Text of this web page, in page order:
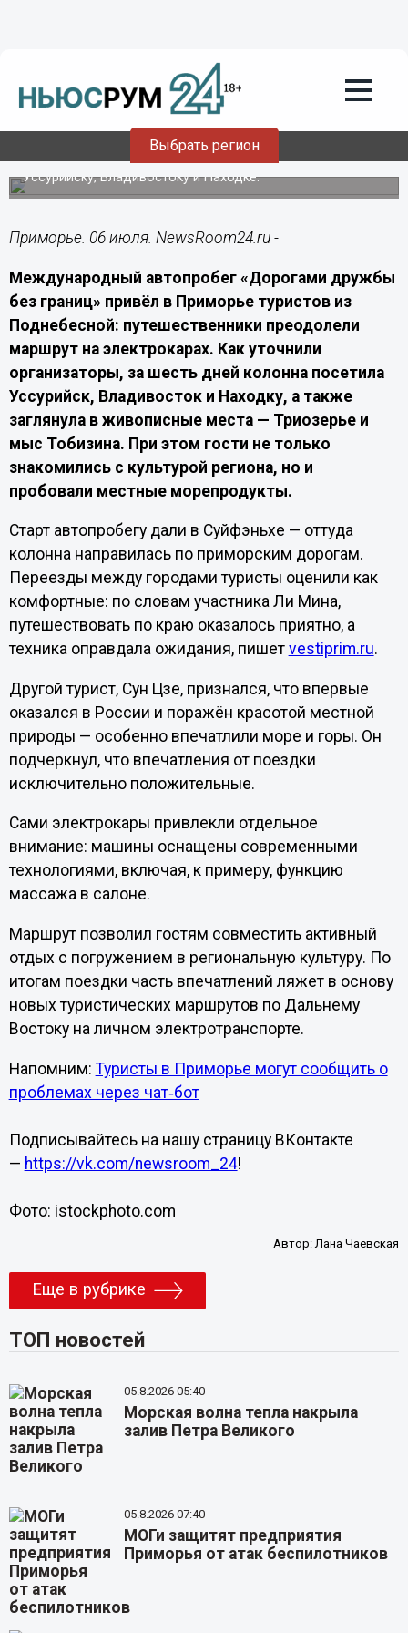
Выбрать регион
06.07.202607:40
По Приморью на электрокарах
отправилась группа туристов из Китая
Группа туристов из Китая за шесть дней проехала по
Уссурийску, Владивостоку и Находке.
Приморье. 06 июля. NewsRoom24.ru -
Международный автопробег «Дорогами дружбы
без границ» привёл в Приморье туристов из
Поднебесной: путешественники преодолели
маршрут на электрокарах. Как уточнили
организаторы, за шесть дней колонна посетила
Уссурийск, Владивосток и Находку, а также
заглянула в живописные места — Триозерье и
мыс Тобизина. При этом гости не только
знакомились с культурой региона, но и
пробовали местные морепродукты.
Старт автопробегу дали в Суйфэньхе — оттуда
колонна направилась по приморским дорогам.
Переезды между городами туристы оценили как
комфортные: по словам участника Ли Мина,
путешествовать по краю оказалось приятно, а
техника оправдала ожидания, пишет vestiprim.ru.
Другой турист, Сун Цзе, признался, что впервые
оказался в России и поражён красотой местной
природы — особенно впечатлили море и горы. Он
подчеркнул, что впечатления от поездки
исключительно положительные.
Сами электрокары привлекли отдельное
внимание: машины оснащены современными
технологиями, включая, к примеру, функцию
массажа в салоне.
Маршрут позволил гостям совместить активный
отдых с погружением в региональную культуру. По
итогам поездки часть впечатлений ляжет в основу
новых туристических маршрутов по Дальнему
Востоку на личном электротранспорте.
Напомним: Туристы в Приморье могут сообщить о
проблемах через чат‑бот
Подписывайтесь на нашу страницу ВКонтакте
— https://vk.com/newsroom_24!
Фото: istockphoto.com
Автор: Лана Чаевская
Еще в рубрике
ТОП новостей
05.8.2026 05:40
Морская волна тепла накрыла
залив Петра Великого
05.8.2026 07:40
МОГи защитят предприятия
Приморья от атак беспилотников